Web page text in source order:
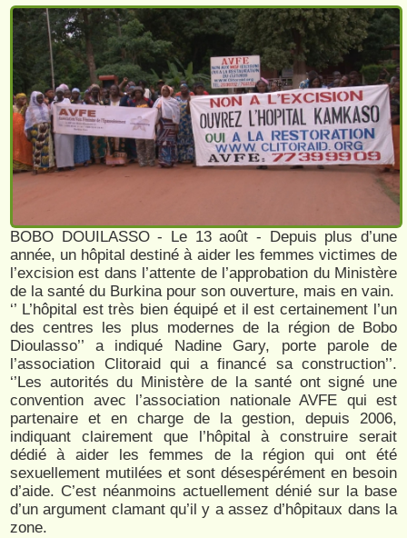
BOBO DOUILASSO - Le 13 août - Depuis plus d’une
année, un hôpital destiné à aider les femmes victimes de
l’excision est dans l’attente de l’approbation du Ministère
de la santé du Burkina pour son ouverture, mais en vain.
‘’ L’hôpital est très bien équipé et il est certainement l’un
des centres les plus modernes de la région de Bobo
Dioulasso’’ a indiqué Nadine Gary, porte parole de
l’association Clitoraid qui a financé sa construction’’.
‘’Les autorités du Ministère de la santé ont signé une
convention avec l’association nationale AVFE qui est
partenaire et en charge de la gestion, depuis 2006,
indiquant clairement que l’hôpital à construire serait
dédié à aider les femmes de la région qui ont été
sexuellement mutilées et sont désespérément en besoin
d’aide. C’est néanmoins actuellement dénié sur la base
d’un argument clamant qu’il y a assez d’hôpitaux dans la
zone.